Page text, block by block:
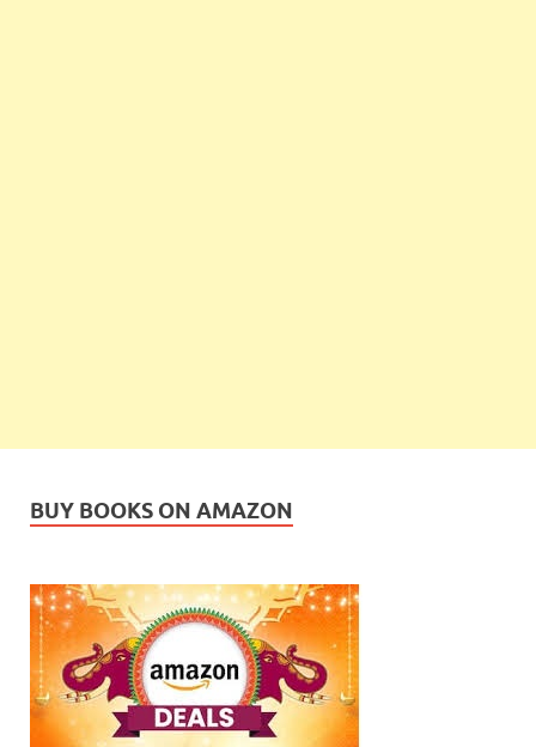
BUY BOOKS ON AMAZON